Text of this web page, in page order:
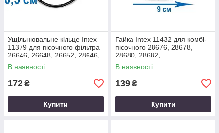
Ущільнювальне кільце Intex
11379 для пісочного фільтра
26646, 26648, 26652, 28646,
28648, 28652
В наявності
172 ₴
Купити
Гайка Intex 11432 для комбі-
пісочного 28676, 28678,
28680, 28682,
хлоргенератора 28670,
26670, озонатора 26666
В наявності
139 ₴
Купити